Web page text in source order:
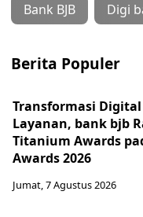
Bank BJB Digi
Berita Populer
Transformasi
Layanan, bank bjb
Titanium Awards
Awards 2026
Jumat, 7 Agustus 2026